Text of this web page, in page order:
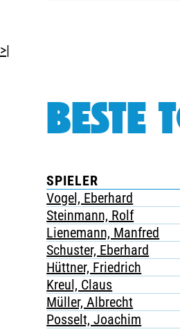
>|
BESTE
SPIELER
Vogel, Eberhard
Steinmann, Rolf
Lienemann, Manfred
Schuster, Eberhard
Hüttner, Friedrich
Kreul, Claus
Müller, Albrecht
Posselt, Joachim